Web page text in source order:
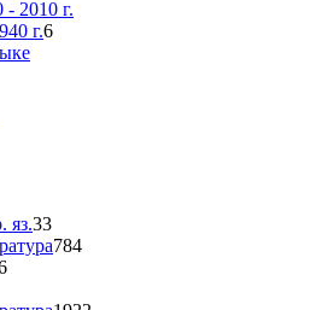
2010 г.
г.6
яз.33
784